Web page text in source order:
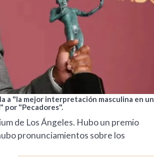
a "la mejor interpretación masculina en un
por "Pecadores".
de Los Ángeles. Hubo un premio
pronunciamientos sobre los